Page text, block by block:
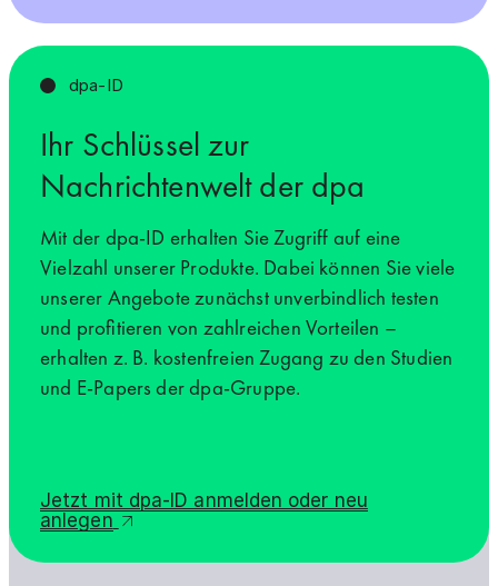
dpa-ID
Ihr Schlüssel zur
Nachrichtenwelt der dpa
Mit der dpa-ID erhalten Sie Zugriff auf eine
Vielzahl unserer Produkte. Dabei können Sie viele
unserer Angebote zunächst unverbindlich testen
und profitieren von zahlreichen Vorteilen –
erhalten z. B. kostenfreien Zugang zu den Studien
und E-Papers der dpa-Gruppe.
Jetzt mit dpa-ID anmelden oder neu
anlegen